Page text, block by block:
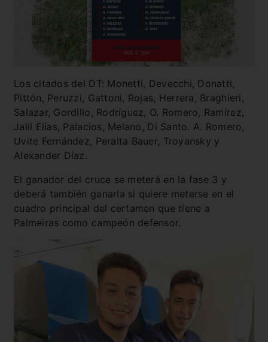
Los citados del DT: Monetti, Devecchi, Donatti,
Pittón, Peruzzi, Gattoni, Rojas, Herrera, Braghieri,
Salazar, Gordillo, Rodríguez, O. Romero, Ramírez,
Jalil Elías, Palacios, Melano, Di Santo. A. Romero,
Uvite Fernández, Peralta Bauer, Troyansky y
Alexander Díaz.
El ganador del cruce se meterá en la fase 3 y
deberá también ganarla si quiere meterse en el
cuadro principal del certamen que tiene a
Palmeiras como campeón defensor.